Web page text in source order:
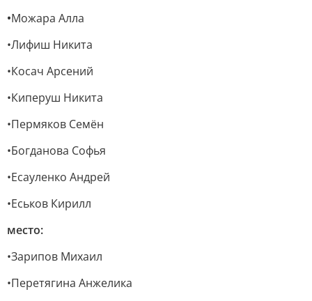
•Можара Алла
•Лифиш Никита
•Косач Арсений
•Киперуш Никита
•Пермяков Семён
•Богданова Софья
•Есауленко Андрей
•Еськов Кирилл
место:
•Зарипов Михаил
•Перетягина Анжелика